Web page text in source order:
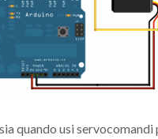
quando usi